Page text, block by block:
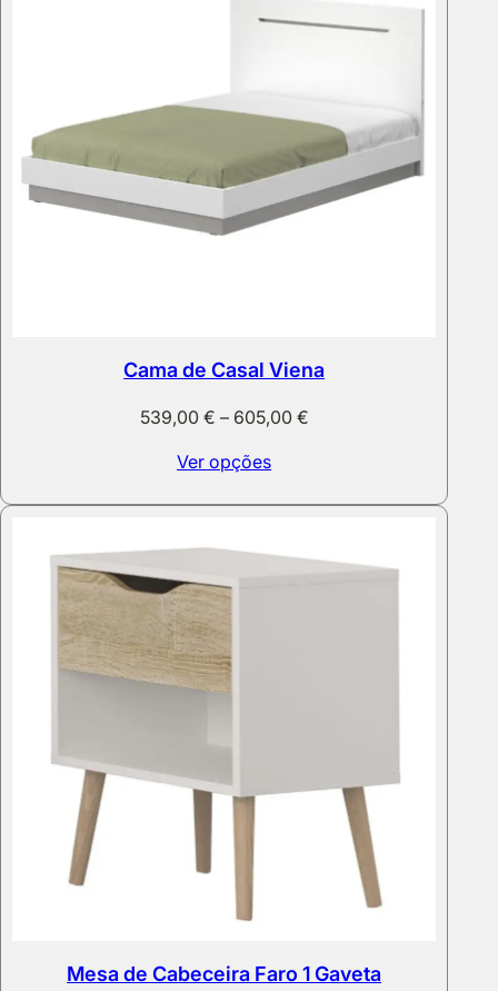
Cama de Casal Viena
539,00 € – 605,00 €Price
Ver opções
Mesa de Cabeceira Faro 1 Gaveta